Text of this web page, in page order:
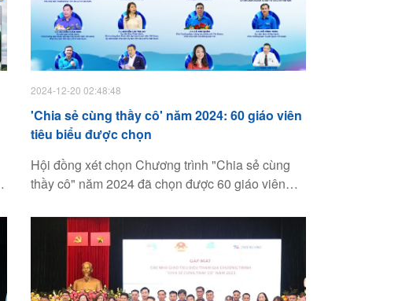
2024-12-20 02:48:48
'Chia sẻ cùng thầy cô' năm 2024: 60 giáo viên
tiêu biểu được chọn
Hội đồng xét chọn Chương trình "Chia sẻ cùng
thầy cô" năm 2024 đã chọn được 60 giáo viên
gương sáng trong ngành giáo dục được ghi nhận
với đóng góp quý báu. Sự kiện này khơi dậy lòng
yêu nghề trong giới trẻ, tạo động lực phát triển
giáo dục.